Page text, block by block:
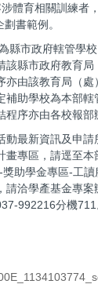
體育相關訓練者
書範例。
縣市政府轄管學
該縣市政府教育
亦由該教育局（處
補助學校為本部轄
序亦由各校報部
動最新資訊及申請
畫專區，請逕至本
助學金專區-工
請洽學產基金專案
992216分機711